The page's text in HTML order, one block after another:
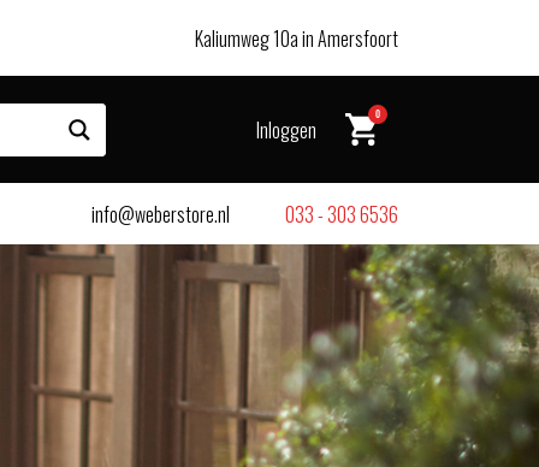
Kaliumweg 10a in Amersfoort
Inloggen
0
info@weberstore.nl 033 - 303 6536